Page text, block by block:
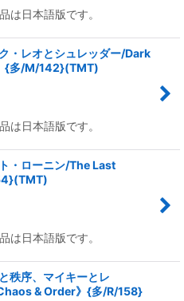
は日本語版です。
・レオとシュレッダー/Dark
{多/M/142}(TMT)
は日本語版です。
・ローニン/The Last
は日本語版です。
秩序、マイキーとレ
& Order》{多/R/158}